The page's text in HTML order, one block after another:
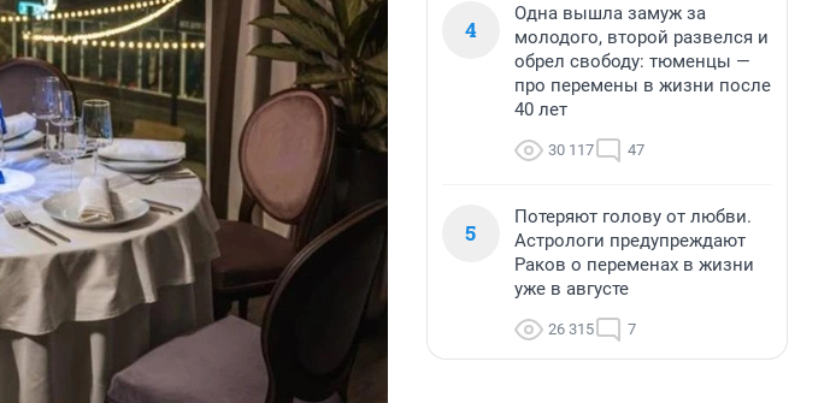
4
Одна вышла замуж за
молодого, второй развелся и
обрел свободу: тюменцы —
про перемены в жизни после
40 лет
30 117 47
5
Потеряют голову от любви.
Астрологи предупреждают
Раков о переменах в жизни
уже в августе
26 315 7